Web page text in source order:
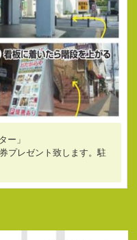
ー」
プレゼント致します。駐